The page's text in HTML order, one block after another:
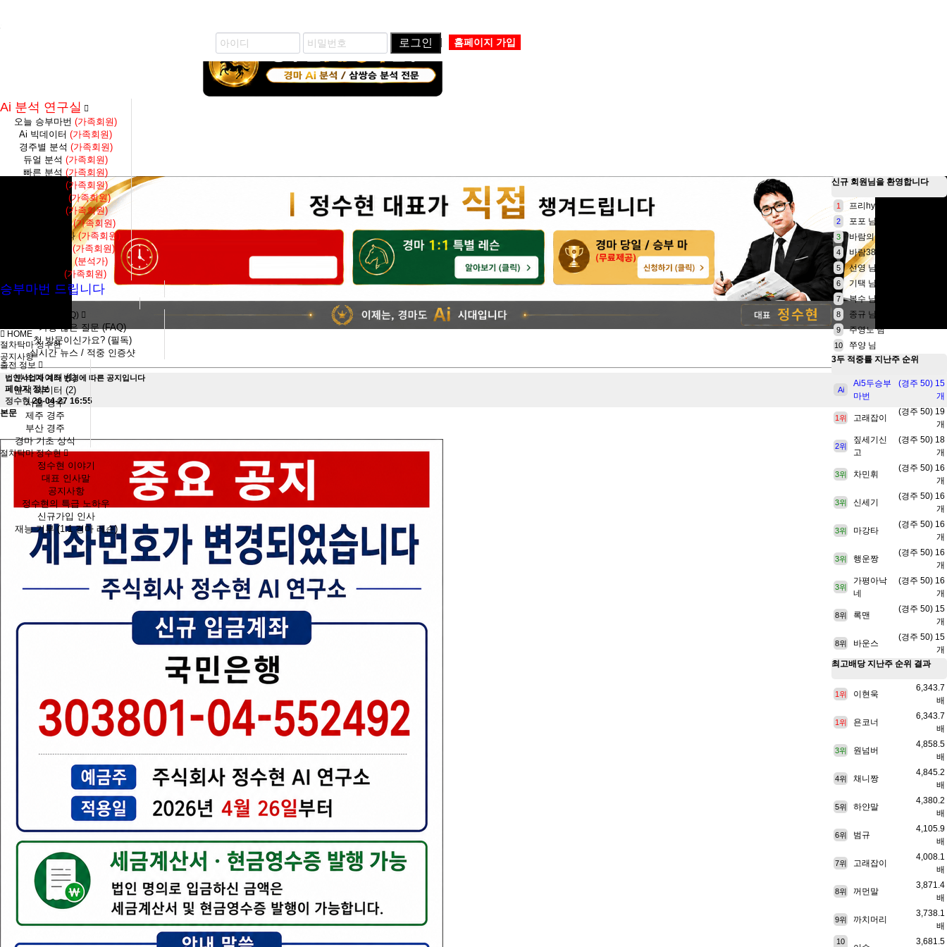
로그인 홈페이지 가입
Ai 분석 연구실
오늘 승부마번(가족회원)
Ai 빅데이터(가족회원)
경주별 분석 (가족회원)
듀얼 분석(가족회원)
빠른 분석(가족회원)
축마 분석(가족회원)
(가족회원)
토탈 분석(가족회원)
당일종합결과(가족회원)
대전수종합결과(가족회원)
S1F종합결과(가족회원)
대전수 분석(분석가)
단통분석(가족회원)
승부마번 드립니다
가장 많은 질문 (FAQ)
가장 많은 질문 (FAQ)
첫 방문이신가요? (필독)
실시간 뉴스 / 적중 인증샷
출전 정보
분석 데이터 (1)
분석 데이터 (2)
서울 경주
제주 경주
부산 경주
경마 기초 상식
절차탁마 정수현
정수현 이야기
대표 인사말
공지사항
정수현의 특급 노하우
신규가입 인사
재능 기부 (1:1 경마 레슨)
HOME
절차탁마 정수현
공지사항
법인사업자 계좌 변경에 따른 공지입니다
페이지 정보
정수현 26-04-27 16:55
본문
신규 회원님 을 환영합니다
1 프리hyun 님
2 포포 님
3 바람의아들 님
4 바람3828 님
5 선영 님
6 기택 님
7 복수 님
8 종규 님
9 주영노 님
10
쭈양 님
3두 적중률 지난주 순위
Ai
Ai5두승부
마번
(경주 50) 15
개
1위 고래잡이
(경주 50) 19
개
2위
짚세기신
고
(경주 50) 18
개
3위 차민휘
(경주 50) 16
개
3위 신세기
(경주 50) 16
개
3위 마강타
(경주 50) 16
개
3위 행운짱
(경주 50) 16
개
3위
가평아낙
네
(경주 50) 16
개
8위 록맨
(경주 50) 15
개
8위 바운스
(경주 50) 15
개
최고배당지난주 순위 결과
1위 이현욱
6,343.7
배
1위 욘코너
6,343.7
배
3위 원넘버
4,858.5
배
4위 채니짱
4,845.2
배
5위 하얀말
4,380.2
배
6위 범규
4,105.9
배
7위 고래잡이
4,008.1
배
8위 꺼먼말
3,871.4
배
9위 까치머리
3,738.1
배
10 3,681.5